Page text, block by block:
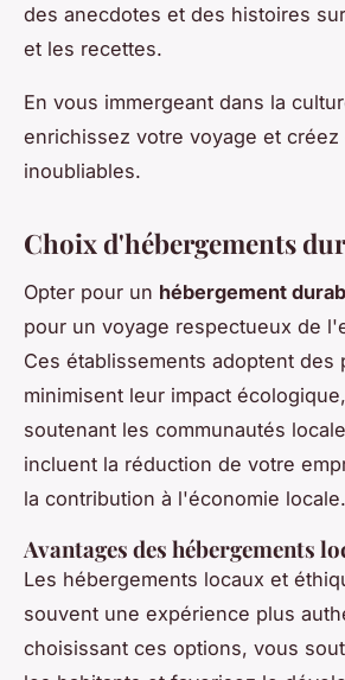
des anecdotes et des histoires
et les recettes.
En vous immergeant dans la
enrichissez votre voyage et
inoubliables.
Choix d'hébergements
Opter pour un hébergement
pour un voyage respectueux de
Ces établissements adoptent des
minimisent leur impact
soutenant les communautés
incluent la réduction de votre
la contribution à l'économie locale.
Avantages des hébergements
Les hébergements locaux et
souvent une expérience plus
choisissant ces options, vous